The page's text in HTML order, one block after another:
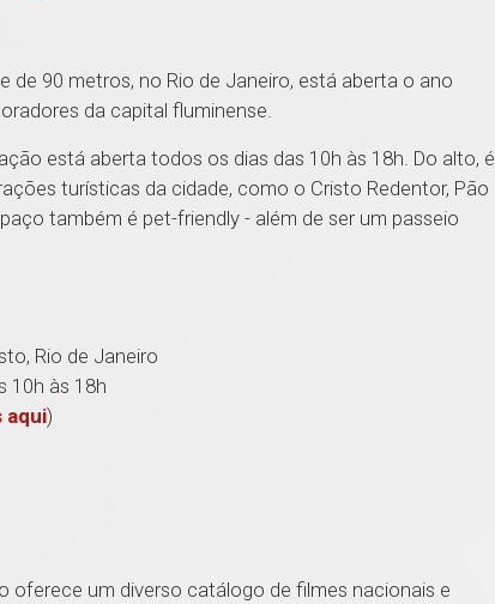
de 90 metros, no Rio de Janeiro, está aberta o ano
da capital fluminense.
está aberta todos os dias das 10h às 18h. Do alto, é
turísticas da cidade, como o Cristo Redentor, Pão
também é pet-friendly - além de ser um passeio
Rio de Janeiro
10h às 18h
aqui)
oferece um diverso catálogo de filmes nacionais e